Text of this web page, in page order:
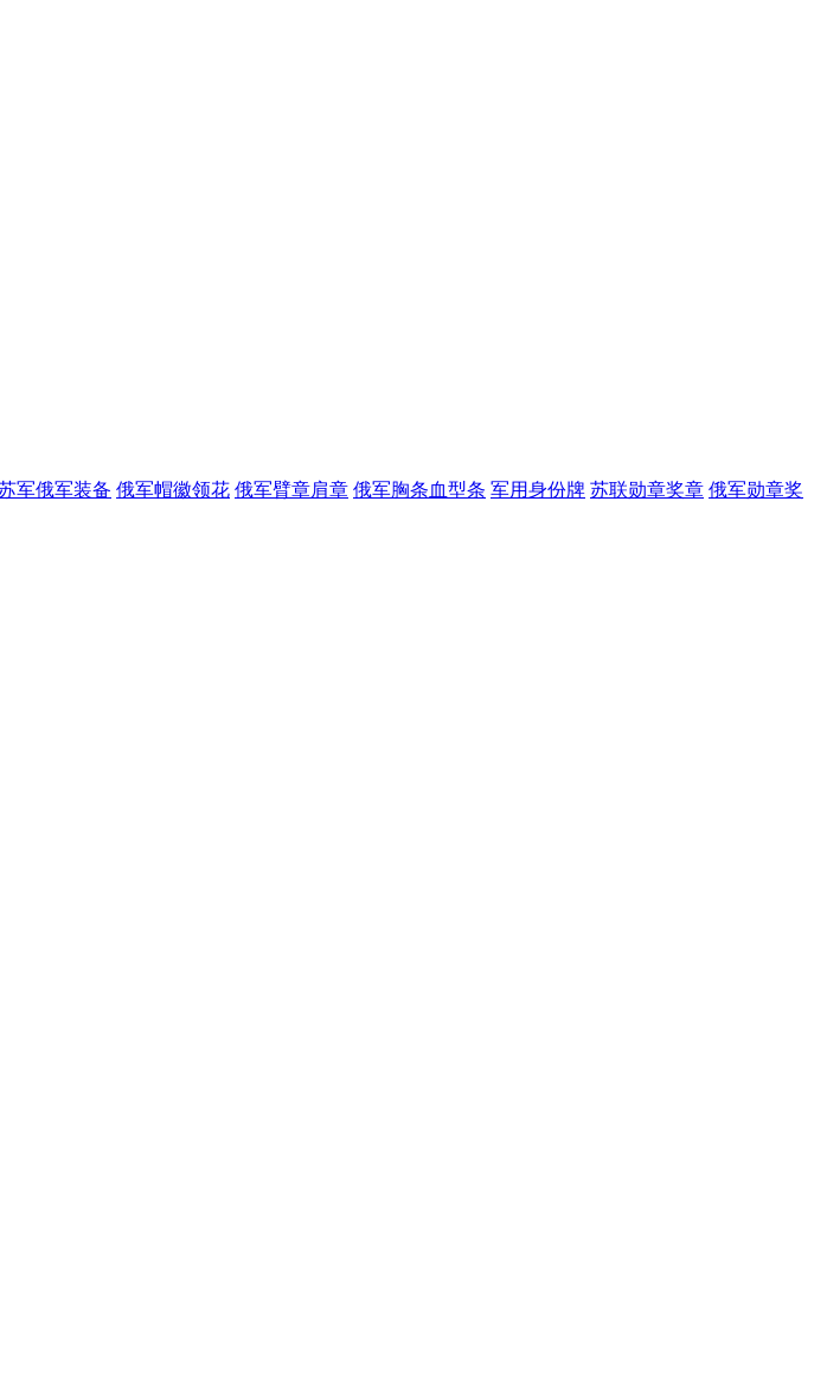
军俄军装备 俄军帽徽领花 俄军臂章肩章 俄军胸条血型条 军用身份牌 苏联勋章奖章 俄军勋章奖